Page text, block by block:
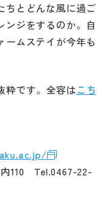
ちとどんな風に過ご
ンジをするのか。自
ームステイが今年も
です。全容はこち
110 Tel.0467-22-